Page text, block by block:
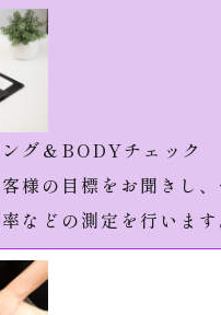
グ＆BODYチェック
様の目標をお聞きし
などの測定を行います